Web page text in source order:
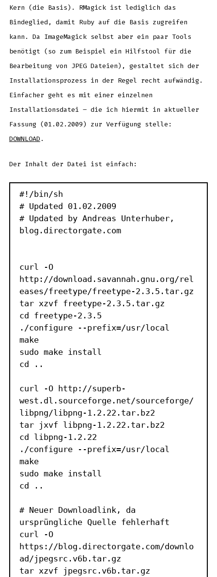
Kern (die Basis). RMagick ist lediglich das
Bindeglied, damit Ruby auf die Basis zugreifen
kann. Da ImageMagick selbst aber ein paar Tools
benötigt (so zum Beispiel ein Hilfstool für die
Bearbeitung von JPEG Dateien), gestaltet sich der
Installationsprozess in der Regel recht aufwändig.
Einfacher geht es mit einer einzelnen
Installationsdatei – die ich hiermit in aktueller
Fassung (01.02.2009) zur Verfügung stelle:
DOWNLOAD .
Der Inhalt der Datei ist einfach:
#!/bin/sh
# Updated 01.02.2009
# Updated by Andreas Unterhuber,
blog.directorgate.com
curl -O
http://download.savannah.gnu.org/rel
eases/freetype/freetype-2.3.5.tar.gz
tar xzvf freetype-2.3.5.tar.gz
cd freetype-2.3.5
./configure --prefix=/usr/local
make
sudo make install
cd ..
curl -O http://superb-
west.dl.sourceforge.net/sourceforge/
libpng/libpng-1.2.22.tar.bz2
tar jxvf libpng-1.2.22.tar.bz2
cd libpng-1.2.22
./configure --prefix=/usr/local
make
sudo make install
cd ..
# Neuer Downloadlink, da
ursprüngliche Quelle fehlerhaft
curl -O
https://blog.directorgate.com/downlo
ad/jpegsrc.v6b.tar.gz
tar xzvf jpegsrc.v6b.tar.gz